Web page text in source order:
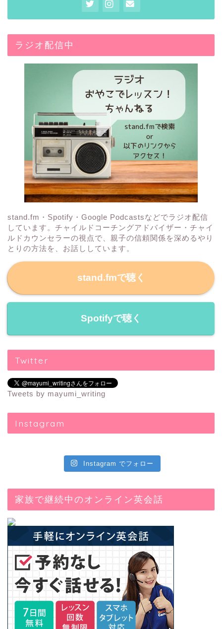
ラジオ配信中
stand.fm・Spotify・Google Podcastsなどでラジオ配信
しています。チャイルドコーチングアドバイザー・チャイ
ルドカウンセラーの視点で、親子の信頼関係を深めるやり
とりの方法を、お話ししています。
stand.fmで聴く
Spotifyで聴く
Twitter
Tweets by mayumi_writing
Instagram
Instagram でフォロー
家族で継続中のオンライン英会話